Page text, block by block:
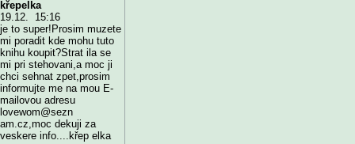
křepelka
19.12. 15:16
je to super!Prosim muzete
mi poradit kde mohu tuto
knihu koupit?Strat ila se
mi pri stehovani,a moc ji
chci sehnat zpet,prosim
informujte me na mou E-
mailovou adresu
lovewom@sezn
am.cz,moc dekuji za
veskere info....křep elka